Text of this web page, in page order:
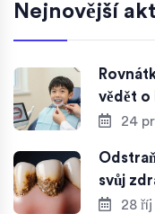
Nejnovější
vědět o
24
svůj
28